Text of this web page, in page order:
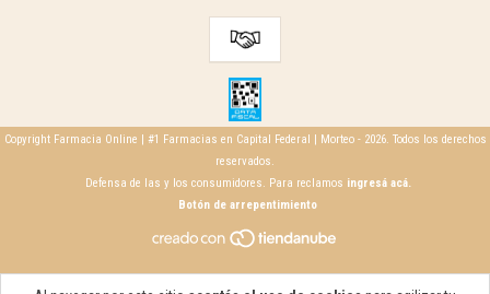
Copyright Farmacia Online | #1 Farmacias en Capital Federal | Morteo - 2026. Todos los derechos
reservados.
Defensa de las y los consumidores. Para reclamos ingresá acá.
Botón de arrepentimiento